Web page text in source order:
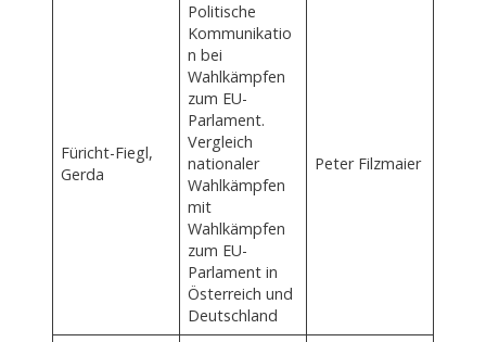
Füricht-Fiegl,
Gerda
Politische
Kommunikatio
n bei
Wahlkämpfen
zum EU-
Parlament.
Vergleich
nationaler
Wahlkämpfen
mit
Wahlkämpfen
zum EU-
Parlament in
Österreich und
Deutschland
Peter Filzmaier